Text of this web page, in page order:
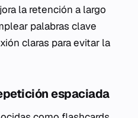
la retención a largo
palabras clave
claras para evitar la
espaciada